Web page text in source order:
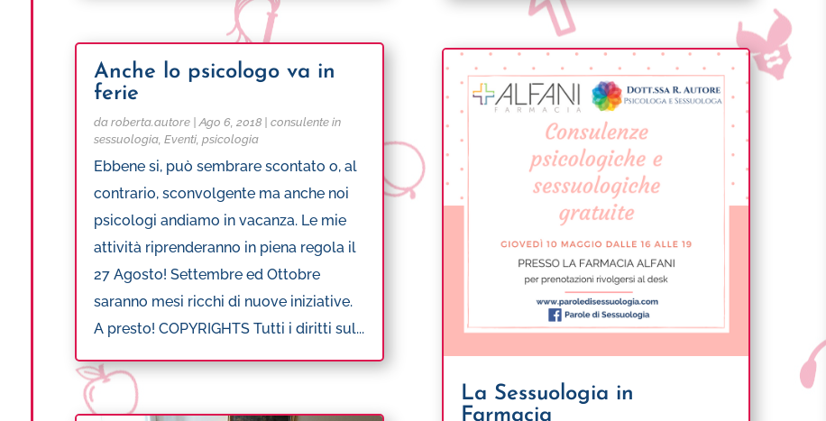
Anche lo psicologo va in
ferie
daroberta.autore |Ago 6, 2018 |consulente in
sessuologia ,Eventi ,psicologia
Ebbene si, può sembrare scontato o, al
contrario, sconvolgente ma anche noi
psicologi andiamo in vacanza. Le mie
attività riprenderanno in piena regola il
27 Agosto! Settembre ed Ottobre
saranno mesi ricchi di nuove iniziative.
A presto! COPYRIGHTS Tutti i diritti sul...
La Sessuologia in
Farmacia